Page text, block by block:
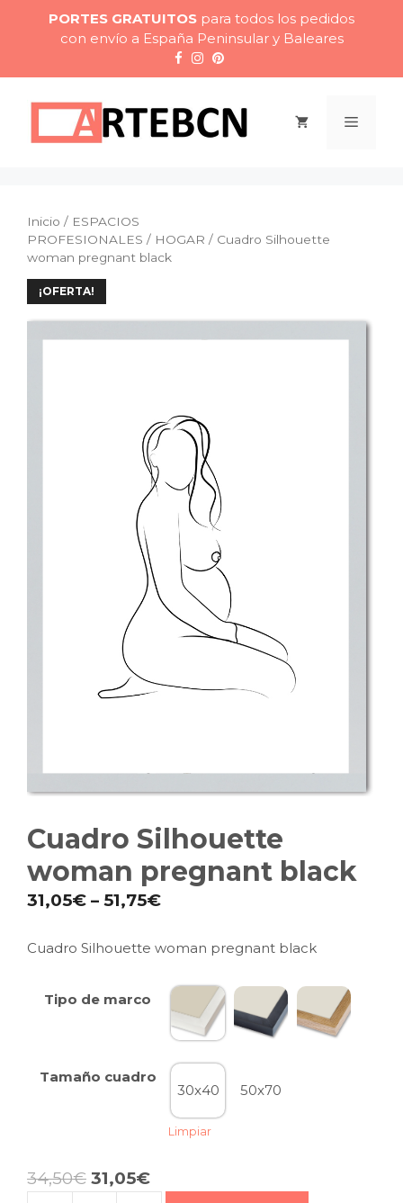
contenido
PORTES GRATUITOS para todos los pedidos
con envío a España Peninsular y Baleares
Menú
Inicio / ESPACIOS
PROFESIONALES / HOGAR / Cuadro Silhouette
woman pregnant black
¡OFERTA!
Cuadro Silhouette
woman pregnant black
31,05€ – 51,75€
Cuadro Silhouette woman pregnant black
Tipo de marco
Tamaño cuadro
30x40 50x70
Limpiar
34,50€ 31,05€